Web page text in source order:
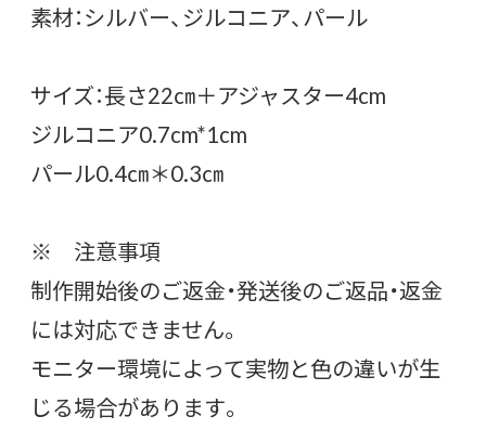
素材：シルバー、ジルコニア、パール
サイズ：長さ22㎝＋アジャスター4cm
ジルコニア0.7cm*1cm
パール0.4㎝＊0.3㎝
※ 注意事項
制作開始後のご返金・発送後のご返品・返金
には対応できません。
モニター環境によって実物と色の違いが生
じる場合があります。